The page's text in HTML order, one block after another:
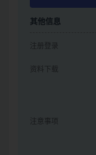
其他信息
注册登录
资料下载
注意事项